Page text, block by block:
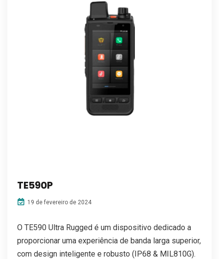
TE590P
19 de fevereiro de 2024
O TE590 Ultra Rugged é um dispositivo dedicado a
proporcionar uma experiência de banda larga superior,
com design inteligente e robusto (IP68 & MIL810G).